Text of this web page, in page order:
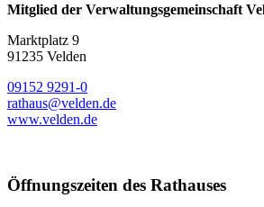
Mitglied der Verwaltungsgemeinschaft
Marktplatz 9
91235 Velden
09152 9291-0
rathaus@velden.de
www.velden.de
Öffnungszeiten des Rathauses